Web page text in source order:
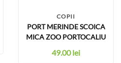
COPII
PORT MERINDE SCOICA
MICA ZOO PORTOCALIU
49.00lei